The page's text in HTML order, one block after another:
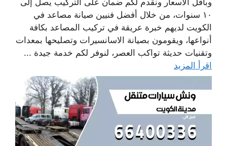
١٠ سنوات، من خلال أفضل فنيين صيانة مصاعد في
الكويت لديهم خبرة عريقة في تركيب المصاعد بكافة
أنواعها، ويقومون بصيانة الاسانسيرات وتصليحها بمعدات
وتقنيات حديثة تواكب العصر، لنوفر لكم خدمة جيدة ...
اقرأ المزيد